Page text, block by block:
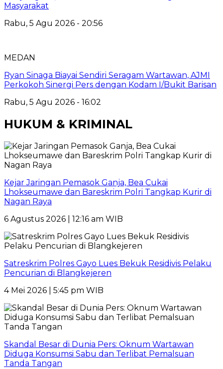
Masyarakat
Rabu, 5 Agu 2026 - 20:56
MEDAN
Ryan Sinaga Biayai Sendiri Seragam Wartawan, AJMI
Perkokoh Sinergi Pers dengan Kodam I/Bukit Barisan
Rabu, 5 Agu 2026 - 16:02
HUKUM & KRIMINAL
Kejar Jaringan Pemasok Ganja, Bea Cukai
Lhokseumawe dan Bareskrim Polri Tangkap Kurir di
Nagan Raya
6 Agustus 2026 | 12:16 am WIB
Satreskrim Polres Gayo Lues Bekuk Residivis Pelaku
Pencurian di Blangkejeren
4 Mei 2026 | 5:45 pm WIB
Skandal Besar di Dunia Pers: Oknum Wartawan
Diduga Konsumsi Sabu dan Terlibat Pemalsuan
Tanda Tangan